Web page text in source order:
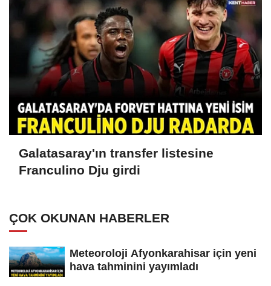
Galatasaray'ın transfer listesine
Franculino Dju girdi
ÇOK OKUNAN HABERLER
Meteoroloji Afyonkarahisar için yeni
hava tahminini yayımladı